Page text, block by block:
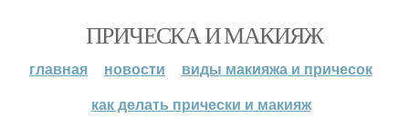
ПРИЧЕСКА И МАКИЯЖ
главная новости
виды макияжа и причесок
как делать прически и макияж